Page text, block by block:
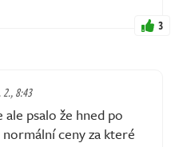
3
8:43
psalo že hned po
ceny za které